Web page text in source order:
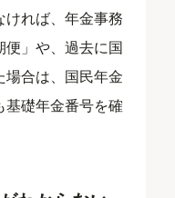
れば、年金事務
」や、過去に国
合は、国民年金
礎年金番号を確